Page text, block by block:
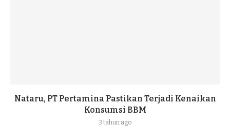
Nataru, PT Pertamina Pastikan Terjadi Kenaikan
Konsumsi BBM
3 tahun ago